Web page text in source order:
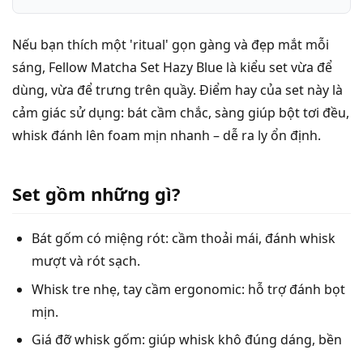
Nếu bạn thích một 'ritual' gọn gàng và đẹp mắt mỗi
sáng, Fellow Matcha Set Hazy Blue là kiểu set vừa để
dùng, vừa để trưng trên quầy. Điểm hay của set này là
cảm giác sử dụng: bát cầm chắc, sàng giúp bột tơi đều,
whisk đánh lên foam mịn nhanh – dễ ra ly ổn định.
Set gồm những gì?
Bát gốm có miệng rót: cầm thoải mái, đánh whisk
mượt và rót sạch.
Whisk tre nhẹ, tay cầm ergonomic: hỗ trợ đánh bọt
mịn.
Giá đỡ whisk gốm: giúp whisk khô đúng dáng, bền